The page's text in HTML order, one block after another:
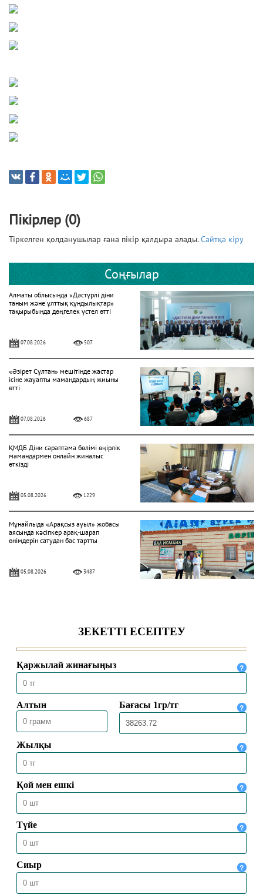
Пікірлер (0)
Тіркелген қолданушылар ғана пікір қалдыра алады.Сайтқа кіру
Соңғылар
Алматы облысында «Дәстүрлі діни
таным және ұлттық құндылықтар»
тақырыбында дөңгелек үстел өтті
07.08.2026 507
«Әзірет Сұлтан» мешітінде жастар
ісіне жауапты мамандардың жиыны
өтті
07.08.2026 687
ҚМДБ Діни сараптама бөлімі өңірлік
мамандармен онлайн жиналыс
өткізді
05.08.2026 1229
Мұнайлыда «Арақсыз ауыл» жобасы
аясында кәсіпкер арақ-шарап
өнімдерін сатудан бас тартты
05.08.2026 3487
04.08.2026 317
Ақтөбеде XV республикалық Құран
жарысына іріктеу сайысы өтті
16.07.2026